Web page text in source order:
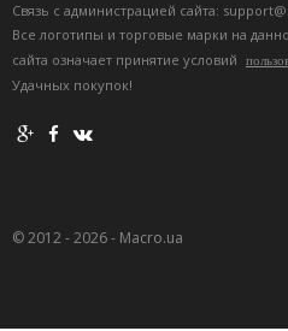
Связь с администрацией сайта:
Все логотипы и торговые марки на
сайта означает принятие условий
Удачных покупок!
© 2012 - 2026 - Macro.ua